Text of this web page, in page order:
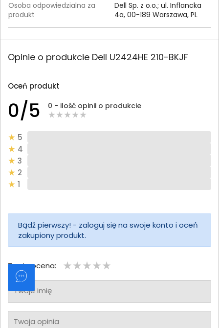
Osoba odpowiedzialna za
produkt
Dell Sp. z o.o.; ul. Inflancka
4a, 00-189 Warszawa, PL
Opinie o produkcie Dell U2424HE 210-BKJF
Oceń produkt
0/5 0 - ilość opinii o produkcie
5
4
3
2
1
Bądź pierwszy! - zaloguj się na swoje konto i oceń
zakupiony produkt.
Twoja ocena:
Twoje imię
Twoja opinia